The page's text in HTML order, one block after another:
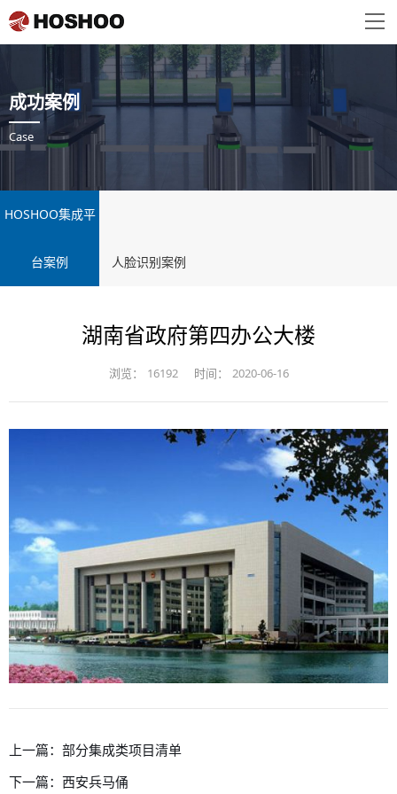
成功案例
Case
HOSHOO集成平
台案例 人脸识别案例
湖南省政府第四办公大楼
浏览： 16192 时间： 2020-06-16
上一篇： 部分集成类项目清单
下一篇： 西安兵马俑